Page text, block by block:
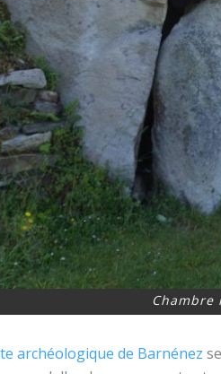
archéologique de Barnénez